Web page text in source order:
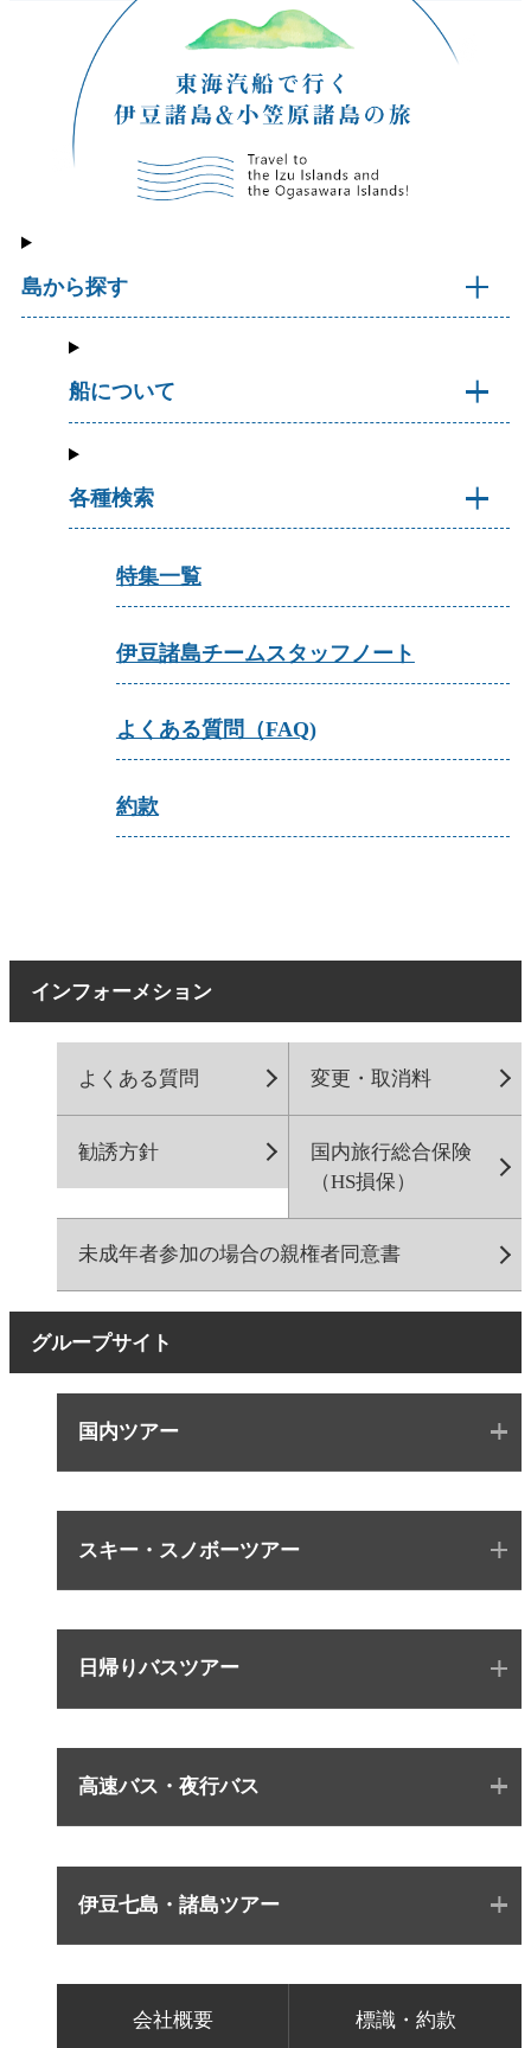
島から探す
船について
各種検索
特集一覧
伊豆諸島チームスタッフノート
よくある質問（FAQ)
約款
インフォーメション
よくある質問 変更・取消料
勧誘方針
国内旅行総合保険
（HS損保）
未成年者参加の場合の親権者同意書
グループサイト
国内ツアー
スキー・スノボーツアー
日帰りバスツアー
高速バス・夜行バス
伊豆七島・諸島ツアー
会社概要 標識・約款